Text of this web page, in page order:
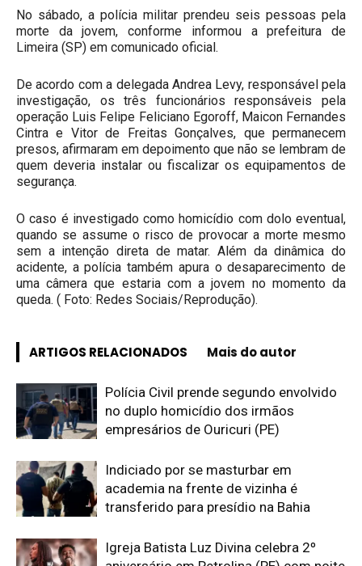
No sábado, a polícia militar prendeu seis pessoas pela
morte da jovem, conforme informou a prefeitura de
Limeira (SP) em comunicado oficial.
De acordo com a delegada Andrea Levy, responsável pela
investigação, os três funcionários responsáveis pela
operação Luis Felipe Feliciano Egoroff, Maicon Fernandes
Cintra e Vitor de Freitas Gonçalves, que permanecem
presos, afirmaram em depoimento que não se lembram de
quem deveria instalar ou fiscalizar os equipamentos de
segurança.
O caso é investigado como homicídio com dolo eventual,
quando se assume o risco de provocar a morte mesmo
sem a intenção direta de matar. Além da dinâmica do
acidente, a polícia também apura o desaparecimento de
uma câmera que estaria com a jovem no momento da
queda. ( Foto: Redes Sociais/Reprodução).
ARTIGOS RELACIONADOS Mais do autor
Polícia Civil prende segundo envolvido
no duplo homicídio dos irmãos
empresários de Ouricuri (PE)
Indiciado por se masturbar em
academia na frente de vizinha é
transferido para presídio na Bahia
Igreja Batista Luz Divina celebra 2º